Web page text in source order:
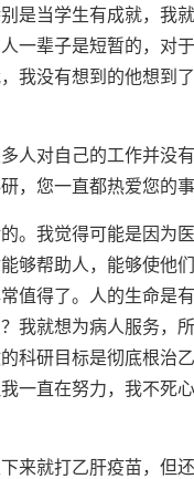
是当学生有成就，我
一辈子是短暂的，对
我没有想到的他想到
多人对自己的工作并没
，您一直都热爱您的事
。我觉得可能是因为
够帮助人，能够使他
值得了。人的生命是
我就想为病人服务，
科研目标是彻底根治
一直在努力，我不死
来就打乙肝疫苗，但